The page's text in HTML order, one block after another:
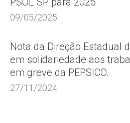
09/05/2025
Nota da Direção Estadual
em solidariedade aos
em greve da PEPSICO.
27/11/2024